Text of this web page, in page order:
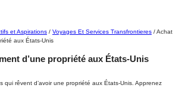
et Aspirations / Voyages Et Services Transfrontieres /Achat
aux États-Unis
d’une propriété aux États-Unis
qui rêvent d’avoir une propriété aux États-Unis. Apprenez